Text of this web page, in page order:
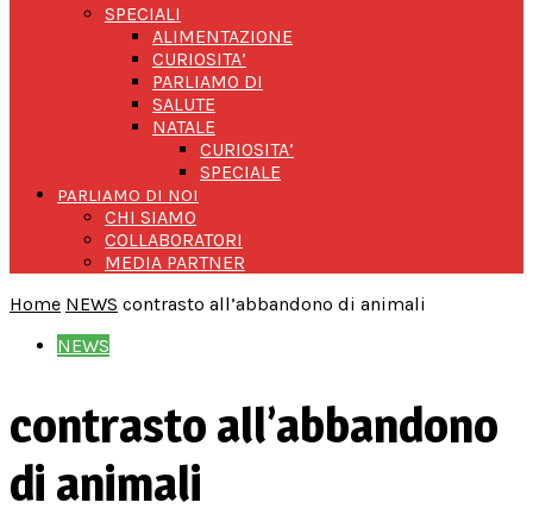
SPECIALI
ALIMENTAZIONE
CURIOSITA’
PARLIAMO DI
SALUTE
NATALE
CURIOSITA’
SPECIALE
PARLIAMO DI NOI
CHI SIAMO
COLLABORATORI
MEDIA PARTNER
Home NEWS contrasto all’abbandono di animali
NEWS
contrasto all’abbandono
di animali